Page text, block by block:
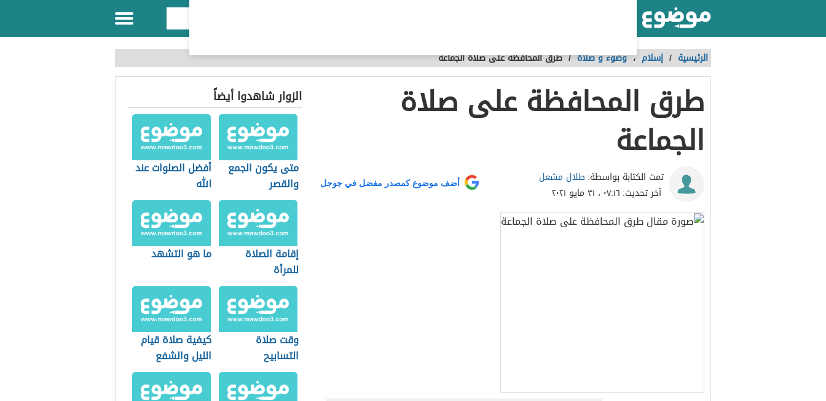
الرئيسية / إسلام ،وضوء و صلاة /طرق المحافظة على صلاة الجماعة
طرق المحافظة على صلاة
الجماعة
تمت الكتابة بواسطة: طلال مشعل
آخر تحديث: ٠٧:١٦ ، ٣١ مايو ٢٠٢١
أضف موضوع كمصدر مفضل في جوجل
الزوار شاهدوا أيضاً
متى يكون الجمع
والقصر
أفضل الصلوات عند
الله
إقامة الصلاة
للمرأة
ما هو التشهد
وقت صلاة
التسابيح
كيفية صلاة قيام
الليل والشفع
والوتر